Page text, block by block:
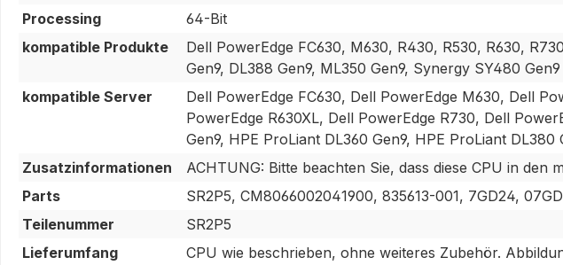
Processing
64-Bit
kompatible Produkte
Dell PowerEdge FC630, M630, R430, R530, R630,
Gen9, DL388 Gen9, ML350 Gen9, Synergy SY480 Gen9
kompatible Server
Dell PowerEdge FC630, Dell PowerEdge M630, Dell
PowerEdge R630XL, Dell PowerEdge R730, Dell
Gen9, HPE ProLiant DL360 Gen9, HPE ProLiant
Zusatzinformationen
ACHTUNG: Bitte beachten Sie, dass diese CPU in den
Parts
SR2P5, CM8066002041900, 835613-001, 7GD24,
Teilenummer
SR2P5
Lieferumfang
CPU wie beschrieben, ohne weiteres Zubehör.